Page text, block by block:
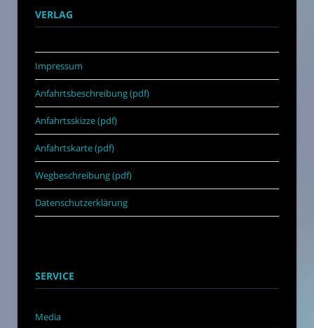
VERLAG
Impressum
Anfahrtsbeschreibung (pdf)
Anfahrtsskizze (pdf)
Anfahrtskarte (pdf)
Wegbeschreibung (pdf)
Datenschutzerklärung
SERVICE
Media